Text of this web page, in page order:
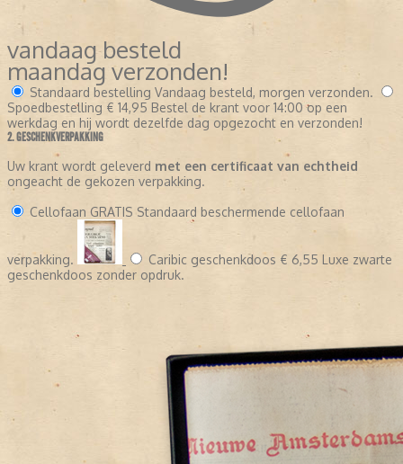
vandaag besteld
maandag verzonden!
Standaard bestelling Vandaag besteld, morgen verzonden.
Spoedbestelling € 14,95 Bestel de krant voor 14:00 op een
werkdag en hij wordt dezelfde dag opgezocht en verzonden!
2. GESCHENKVERPAKKING
Uw krant wordt geleverd met een certificaat van echtheid
ongeacht de gekozen verpakking.
Cellofaan GRATIS Standaard beschermende cellofaan
verpakking. Caribic geschenkdoos € 6,55 Luxe zwarte
geschenkdoos zonder opdruk.